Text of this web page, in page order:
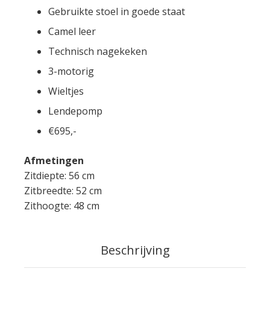
Gebruikte stoel in goede staat
Camel leer
Technisch nagekeken
3-motorig
Wieltjes
Lendepomp
€695,-
Afmetingen
Zitdiepte: 56 cm
Zitbreedte: 52 cm
Zithoogte: 48 cm
Beschrijving